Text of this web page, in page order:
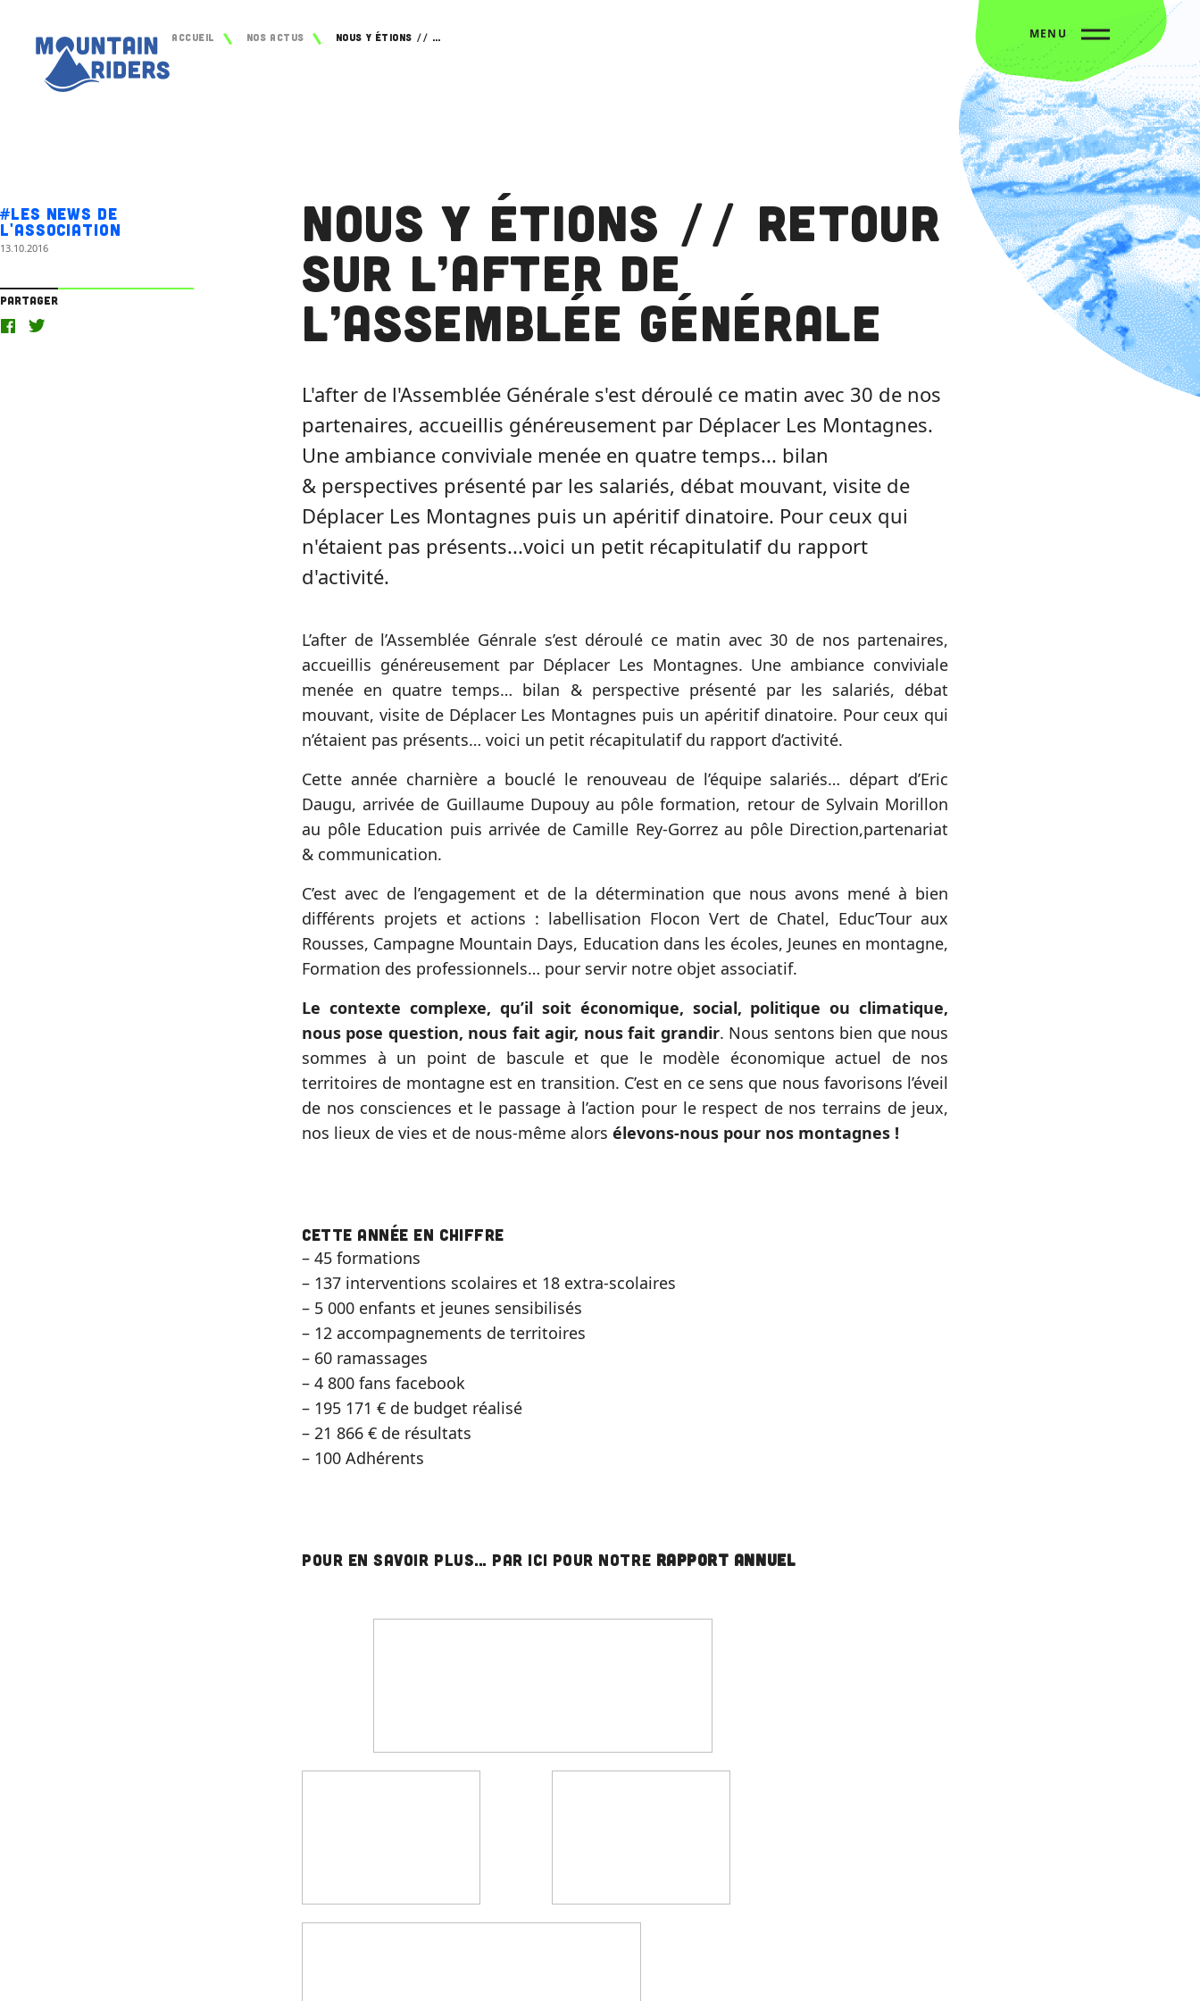
Accueil Nos actus Nous y étions // Retour sur l’after de l’Assemblée Générale MENU
#Les news de
l'association
13.10.2016
Partager
Nous y étions // Retour
sur l’after de
l’Assemblée Générale
L'after de l'Assemblée Générale s'est déroulé ce matin avec 30 de nos
partenaires, accueillis généreusement par Déplacer Les Montagnes.
Une ambiance conviviale menée en quatre temps... bilan
& perspectives présenté par les salariés, débat mouvant, visite de
Déplacer Les Montagnes puis un apéritif dinatoire. Pour ceux qui
n'étaient pas présents...voici un petit récapitulatif du rapport
d'activité.
L’after de l’Assemblée Génrale s’est déroulé ce matin avec 30 de nos partenaires,
accueillis généreusement par Déplacer Les Montagnes. Une ambiance conviviale
menée en quatre temps… bilan & perspective présenté par les salariés, débat
mouvant, visite de Déplacer Les Montagnes puis un apéritif dinatoire. Pour ceux qui
n’étaient pas présents… voici un petit récapitulatif du rapport d’activité.
Cette année charnière a bouclé le renouveau de l’équipe salariés… départ d’Eric
Daugu, arrivée de Guillaume Dupouy au pôle formation, retour de Sylvain Morillon
au pôle Education puis arrivée de Camille Rey-Gorrez au pôle Direction,partenariat
& communication.
C’est avec de l’engagement et de la détermination que nous avons mené à bien
différents projets et actions : labellisation Flocon Vert de Chatel, Educ’Tour aux
Rousses, Campagne Mountain Days, Education dans les écoles, Jeunes en montagne,
Formation des professionnels… pour servir notre objet associatif.
Le contexte complexe, qu’il soit économique, social, politique ou climatique,
nous pose question, nous fait agir, nous fait grandir. Nous sentons bien que nous
sommes à un point de bascule et que le modèle économique actuel de nos
territoires de montagne est en transition. C’est en ce sens que nous favorisons l’éveil
de nos consciences et le passage à l’action pour le respect de nos terrains de jeux,
nos lieux de vies et de nous-même alors élevons-nous pour nos montagnes !
Cette année en chiffre
– 45 formations
– 137 interventions scolaires et 18 extra-scolaires
– 5 000 enfants et jeunes sensibilisés
– 12 accompagnements de territoires
– 60 ramassages
– 4 800 fans facebook
– 195 171 € de budget réalisé
– 21 866 € de résultats
– 100 Adhérents
Pour en savoir plus… par ici pour notre rapport annuel